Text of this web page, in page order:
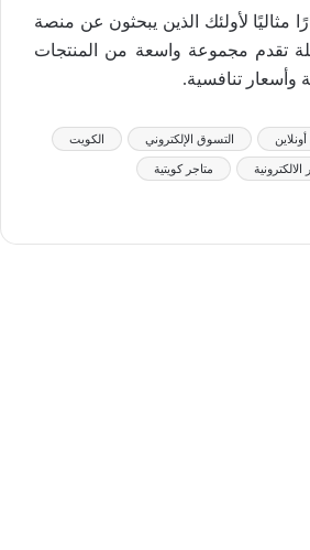
مثاليًا لأولئك الذين يبحثون عن منصة
تقدم مجموعة واسعة من المنتجات
وأسعار تنافسية.
التسوق الإلكتروني الكويت
متاجر كويتية